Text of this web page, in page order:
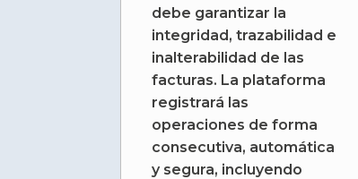
debe garantizar la
integridad, trazabilidad e
inalterabilidad de las
facturas. La plataforma
registrará las
operaciones de forma
consecutiva, automática
y segura, incluyendo